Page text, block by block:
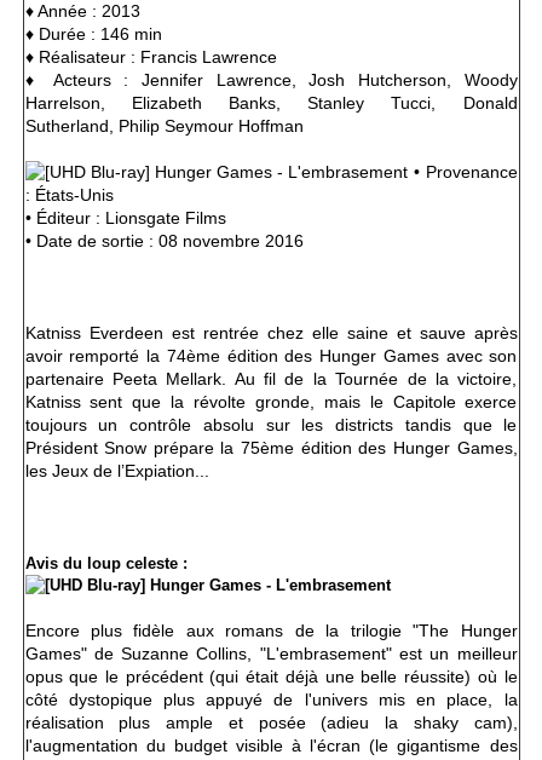
♦ Année : 2013
♦ Durée : 146 min
♦ Réalisateur : Francis Lawrence
♦ Acteurs : Jennifer Lawrence, Josh Hutcherson, Woody
Harrelson, Elizabeth Banks, Stanley Tucci, Donald
Sutherland, Philip Seymour Hoffman
• Provenance
: États-Unis
• Éditeur : Lionsgate Films
• Date de sortie : 08 novembre 2016
Katniss Everdeen est rentrée chez elle saine et sauve après
avoir remporté la 74ème édition des Hunger Games avec son
partenaire Peeta Mellark. Au fil de la Tournée de la victoire,
Katniss sent que la révolte gronde, mais le Capitole exerce
toujours un contrôle absolu sur les districts tandis que le
Président Snow prépare la 75ème édition des Hunger Games,
les Jeux de l’Expiation...
Avis du loup celeste :
Encore plus fidèle aux romans de la trilogie "The Hunger
Games" de Suzanne Collins, "L'embrasement" est un meilleur
opus que le précédent (qui était déjà une belle réussite) où le
côté dystopique plus appuyé de l'univers mis en place, la
réalisation plus ample et posée (adieu la shaky cam),
l'augmentation du budget visible à l'écran (le gigantisme des